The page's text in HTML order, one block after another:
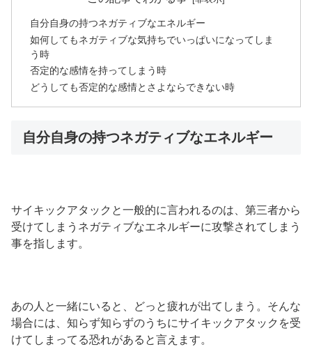
自分自身の持つネガティブなエネルギー
如何してもネガティブな気持ちでいっぱいになってしま
う時
否定的な感情を持ってしまう時
どうしても否定的な感情とさよならできない時
自分自身の持つネガティブなエネルギー
サイキックアタックと一般的に言われるのは、第三者から
受けてしまうネガティブなエネルギーに攻撃されてしまう
事を指します。
あの人と一緒にいると、どっと疲れが出てしまう。そんな
場合には、知らず知らずのうちにサイキックアタックを受
けてしまってる恐れがあると言えます。